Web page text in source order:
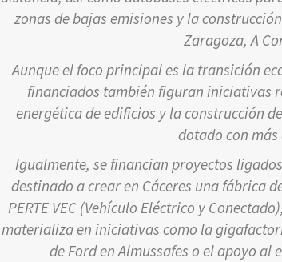
zonas de bajas emisiones y la
Zaragoza, A
Aunque el foco principal es la transición
financiados también figuran iniciativas
energética de edificios y la construcción
dotado con más
Igualmente, se financian proyectos
destinado a crear en Cáceres una fábrica
PERTE VEC (Vehículo Eléctrico y
materializa en iniciativas como la
de Ford en Almussafes o el apoyo al